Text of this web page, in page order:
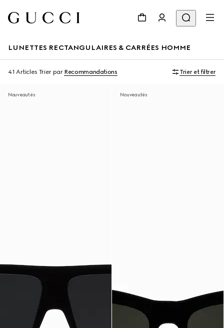
LUNETTES RECTANGULAIRES & CARRÉES HOMME
41 Articles Trier par Recommandations Trier et filtrer
Nouveautés Nouveautés